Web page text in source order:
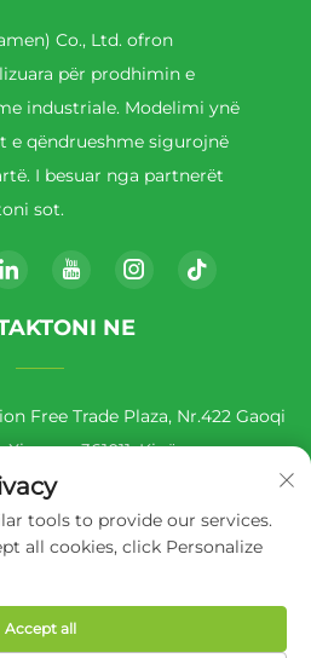
Co., Ltd. ofron
për prodhimin e
industriale. Modelimi ynë
e qëndrueshme sigurojnë
I besuar nga partnerët
sot.
NE
Free Trade Plaza, Nr.422 Gaoqi
361011, Kinë
13860188777
protected]
nga Richer EcoPack (Xiamen) Co.,
tools to provide our services.
all cookies, click Personalize
Accept all